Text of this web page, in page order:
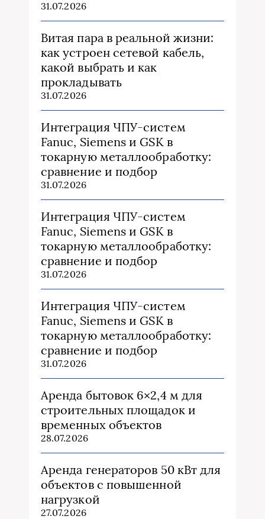
31.07.2026
Витая пара в реальной жизни:
как устроен сетевой кабель,
какой выбрать и как
прокладывать
31.07.2026
Интеграция ЧПУ-систем
Fanuc, Siemens и GSK в
токарную металлообработку:
сравнение и подбор
31.07.2026
Интеграция ЧПУ-систем
Fanuc, Siemens и GSK в
токарную металлообработку:
сравнение и подбор
31.07.2026
Интеграция ЧПУ-систем
Fanuc, Siemens и GSK в
токарную металлообработку:
сравнение и подбор
31.07.2026
Аренда бытовок 6×2,4 м для
строительных площадок и
временных объектов
28.07.2026
Аренда генераторов 50 кВт для
объектов с повышенной
нагрузкой
27.07.2026